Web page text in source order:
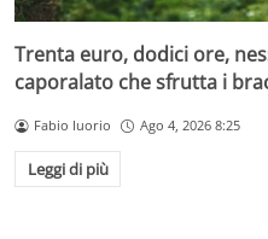
Trenta euro, dodici ore,
caporalato che sfrutta i
Fabio Iuorio Ago 4, 2026 8:25
Leggi di più